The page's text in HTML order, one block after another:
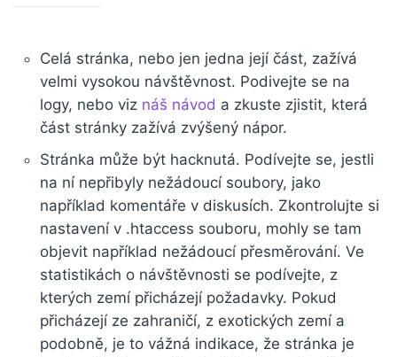
Celá stránka, nebo jen jedna její část, zažívá
velmi vysokou návštěvnost. Podivejte se na
logy, nebo viz náš návod a zkuste zjistit, která
část stránky zažívá zvýšený nápor.
Stránka může být hacknutá. Podívejte se, jestli
na ní nepřibyly nežádoucí soubory, jako
například komentáře v diskusích. Zkontrolujte si
nastavení v .htaccess souboru, mohly se tam
objevit například nežádoucí přesměrování. Ve
statistikách o návštěvnosti se podívejte, z
kterých zemí přicházejí požadavky. Pokud
přicházejí ze zahraničí, z exotických zemí a
podobně, je to vážná indikace, že stránka je